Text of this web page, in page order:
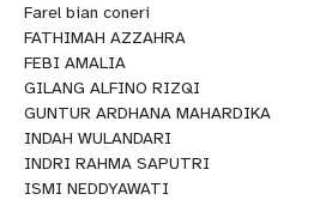
Farel bian coneri
FATHIMAH AZZAHRA
FEBI AMALIA
GILANG ALFINO RIZQI
GUNTUR ARDHANA MAHARDIKA
INDAH WULANDARI
INDRI RAHMA SAPUTRI
ISMI NEDDYAWATI